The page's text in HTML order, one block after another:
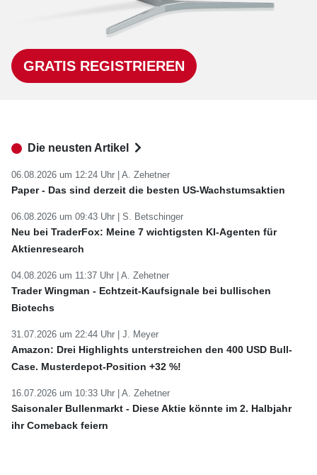
GRATIS REGISTRIEREN
Die neusten Artikel
06.08.2026 um 12:24 Uhr | A. Zehetner
Paper - Das sind derzeit die besten US-Wachstumsaktien
06.08.2026 um 09:43 Uhr | S. Betschinger
Neu bei TraderFox: Meine 7 wichtigsten KI-Agenten für
Aktienresearch
04.08.2026 um 11:37 Uhr | A. Zehetner
Trader Wingman - Echtzeit-Kaufsignale bei bullischen
Biotechs
31.07.2026 um 22:44 Uhr | J. Meyer
Amazon: Drei Highlights unterstreichen den 400 USD Bull-
Case. Musterdepot-Position +32 %!
16.07.2026 um 10:33 Uhr | A. Zehetner
Saisonaler Bullenmarkt - Diese Aktie könnte im 2. Halbjahr
ihr Comeback feiern